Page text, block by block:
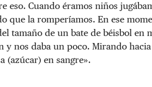
eso. Cuando éramos niños
que la romperíamos. En ese
tamaño de un bate de béisbol en
y nos daba un poco. Mirando
(azúcar) en sangre».